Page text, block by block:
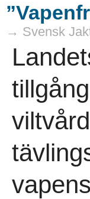
→ Svensk